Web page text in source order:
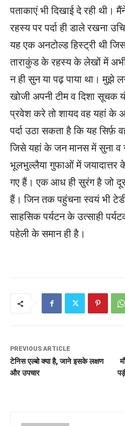
पताकाएं भी दिखाई दे रही थी।
रहस्य पर पर्दा ही डाले रखना
यह एक अनटोल्ड हिस्ट्री थी
ताराकुंड के रहस्य के लेखों में
न ही सुन या पढ़ पाया था। मुझे
खोजी अपनी टीम व दिशा सूचक
प्रवेश करे तो शायद वह यहां
पर्दा उठा सकता है कि यह सिर्फ़
जिसे यहां के जन मानस में सुना व
भूलभुल्लैया गुफाओं में जयादात्तर
गए हैं। एक आध ही सुरंग है जो दूर
हैं। जिन तक पहुंचना स्वयं भी
साहसिक पर्यटन के उत्साही
पहेली के समान ही है।
PREVIOUS ARTICLE
टेनिस एल्बो क्या है, जाने इसके लक्षण
और उपचार